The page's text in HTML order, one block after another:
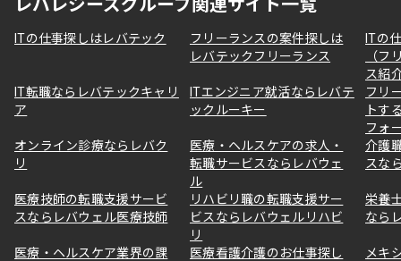
ITの仕事探しはレバテック
フリーランスの案件探しは
レバテックフリーランス
ITの
（フ
ス紹
IT転職ならレバテックキャリ
ア
ITエンジニア就活ならレバテ
ックルーキー
フリ
トす
フォ
オンライン診療ならレバク
リ
医療・ヘルスケアの求人・
転職サービスならレバウェ
ル
介護
スな
医療技師の転職支援サービ
スならレバウェル医療技師
リハビリ職の転職支援サー
ビスならレバウェルリハビ
リ
栄養
なら
医療・ヘルスケア業界の課
医療看護介護のお仕事探し
メキ